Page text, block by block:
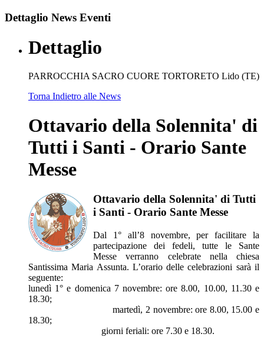
Dettaglio News Eventi
Dettaglio
PARROCCHIA SACRO CUORE TORTORETO Lido (TE)
Torna Indietro alle News
Ottavario della Solennita' di
Tutti i Santi - Orario Sante
Messe
Ottavario della Solennita' di Tutti
i Santi - Orario Sante Messe
Dal 1° all’8 novembre, per facilitare la
partecipazione dei fedeli, tutte le Sante
Messe verranno celebrate nella chiesa
Santissima Maria Assunta. L’orario delle celebrazioni sarà il
seguente:
lunedì 1° e domenica 7 novembre: ore 8.00, 10.00, 11.30 e
18.30;
martedì, 2 novembre: ore 8.00, 15.00 e
18.30;
giorni feriali: ore 7.30 e 18.30.